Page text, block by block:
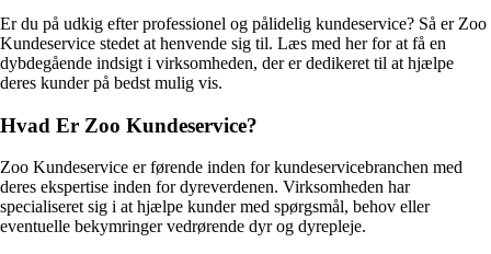
Er du på udkig efter professionel og pålidelig kundeservice? Så er Zoo
Kundeservice stedet at henvende sig til. Læs med her for at få en
dybdegående indsigt i virksomheden, der er dedikeret til at hjælpe
deres kunder på bedst mulig vis.
Hvad Er Zoo Kundeservice?
Zoo Kundeservice er førende inden for kundeservicebranchen med
deres ekspertise inden for dyreverdenen. Virksomheden har
specialiseret sig i at hjælpe kunder med spørgsmål, behov eller
eventuelle bekymringer vedrørende dyr og dyrepleje.